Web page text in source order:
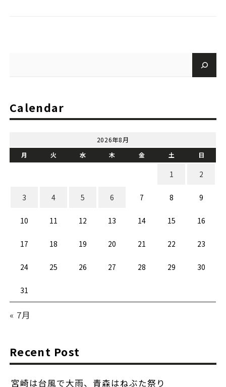
Calendar
2026年8月
月
火 水 木 金 土 日
1 2
3 4 5 6 7 8 9
10 11 12 13 14 15 16
17 18 19 20 21 22 23
24 25 26 27 28 29 30
31
« 7月
Recent Post
宮崎は台風で大雨、青森はねぶた祭り